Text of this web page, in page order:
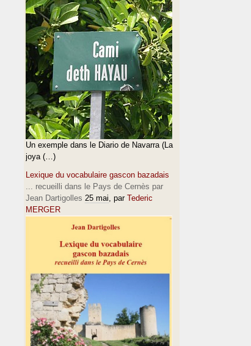
Un exemple dans le Diario de Navarra (La
joya (…)
Lexique du vocabulaire gascon bazadais
... recueilli dans le Pays de Cernès par
Jean Dartigolles 25 mai, par Tederic
MERGER